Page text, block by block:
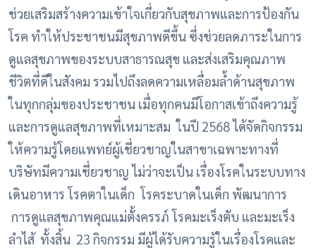
ช่วยเสริมสร้างความเข้าใจเกี่ยวกับสุขภาพและการป้องกัน
โรค ทำให้ประชาชนมีสุขภาพดีขึ้น ซึ่งช่วยลดภาระในการ
ดูแลสุขภาพของระบบสาธารณสุข และส่งเสริมคุณภาพ
ชีวิตที่ดีในสังคม รวมไปถึงลดความเหลื่อมล้ำด้านสุขภาพ
ในทุกกลุ่มของประชาชน เมื่อทุกคนมีโอกาสเข้าถึงความรู้
และการดูแลสุขภาพที่เหมาะสม ในปี 2568 ได้จัดกิจกรรม
ให้ความรู้โดยแพทย์ผู้เชี่ยวชาญในสาขาเฉพาะทางที่
บริษัทมีความเชี่ยวชาญ ไม่ว่าจะเป็น เรื่องโรคในระบบทาง
เดินอาหาร โรคตาในเด็ก โรคระบาดในเด็ก พัฒนาการ
การดูแลสุขภาพคุณแม่ตั้งครรภ์ โรคมะเร็งตับ และมะเร็ง
ลำไส้ ทั้งสิ้น 23 กิจกรรม มีผู้ได้รับความรู้ในเรื่องโรคและ